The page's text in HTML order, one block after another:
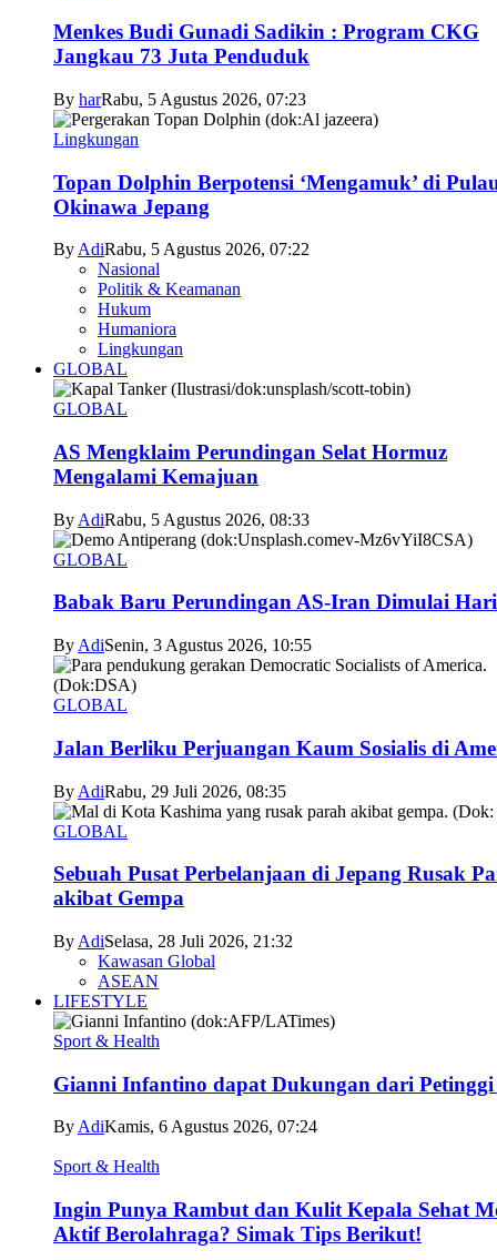
Menkes Budi Gunadi Sadikin : Program CKG
Jangkau 73 Juta Penduduk
By harRabu, 5 Agustus 2026, 07:23
Lingkungan
Topan Dolphin Berpotensi ‘Mengamuk’ di
Okinawa Jepang
By AdiRabu, 5 Agustus 2026, 07:22
Nasional
Politik & Keamanan
Hukum
Humaniora
Lingkungan
GLOBAL
GLOBAL
AS Mengklaim Perundingan Selat Hormuz
Mengalami Kemajuan
By AdiRabu, 5 Agustus 2026, 08:33
GLOBAL
Babak Baru Perundingan AS-Iran Dimulai
By AdiSenin, 3 Agustus 2026, 10:55
GLOBAL
Jalan Berliku Perjuangan Kaum Sosialis di
By AdiRabu, 29 Juli 2026, 08:35
GLOBAL
Sebuah Pusat Perbelanjaan di Jepang Rusak
akibat Gempa
By AdiSelasa, 28 Juli 2026, 21:32
Kawasan Global
ASEAN
LIFESTYLE
Sport & Health
Gianni Infantino dapat Dukungan dari
ByAdiKamis, 6 Agustus 2026, 07:24
Sport & Health
Ingin Punya Rambut dan Kulit Kepala Sehat
Aktif Berolahraga? Simak Tips Berikut!